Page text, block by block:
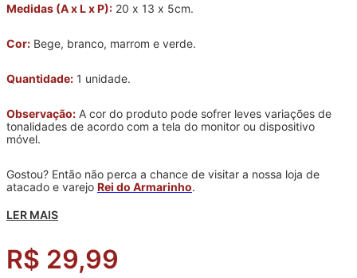
Medidas (A x L x P): 20 x 13 x 5cm.
Cor: Bege, branco, marrom e verde.
Quantidade: 1 unidade.
Observação: A cor do produto pode sofrer leves variações de
tonalidades de acordo com a tela do monitor ou dispositivo
móvel.
Gostou? Então não perca a chance de visitar a nossa loja de
atacado e varejo Rei do Armarinho.
LER MAIS
R$ 29,99